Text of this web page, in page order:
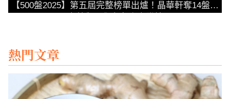
【500盤2025】第五屆完整榜單出爐！晶華軒奪14盤最
熱門文章